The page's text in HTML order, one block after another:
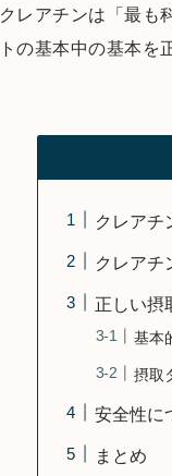
クレアチンは「最も
トの基本中の基本を
クレアチ
クレアチ
正しい摂
基本
摂取
安全性に
まとめ